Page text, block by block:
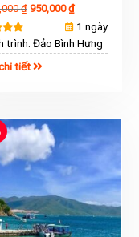
₫ 950,000₫
1 ngày
trình: Đảo Bình Hưng
tiết